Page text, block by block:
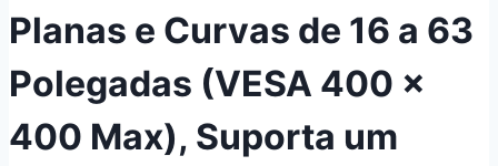
Planas e Curvas de 16 a 63
Polegadas (VESA 400 x
400 Max), Suporta um